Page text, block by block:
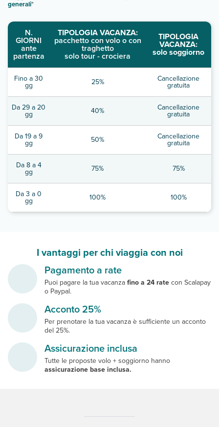
generali"
N.
GIORNI
ante
partenza
TIPOLOGIA VACANZA:
pacchetto con volo o con
traghetto
solo tour - crociera
TIPOLOGIA
VACANZA:
solo soggiorno
Fino a 30
gg 25% Cancellazione
gratuita
Da 29 a 20
gg 40% Cancellazione
gratuita
Da 19 a 9
gg 50% Cancellazione
gratuita
Da 8 a 4
gg 75% 75%
Da 3 a 0
gg 100% 100%
I vantaggi per chi viaggia con noi
Pagamento a rate
Puoi pagare la tua vacanzafino a 24 ratecon Scalapay
o Paypal.
Acconto 25%
Per prenotare la tua vacanza è sufficiente un acconto
del 25%.
Assicurazione inclusa
Tutte le proposte volo + soggiorno hanno
assicurazione base inclusa.